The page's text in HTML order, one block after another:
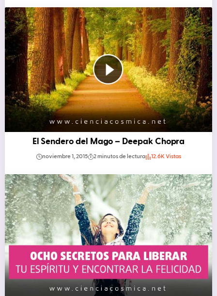
El Sendero del Mago – Deepak Chopra
noviembre 1, 2015 2 minutos de lectura 12.6K Vistas